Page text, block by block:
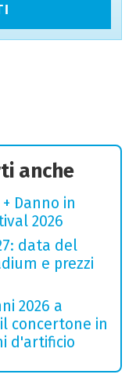
anche
Danno in
2026
data del
e prezzi
2026 a
concertone in
d'artificio